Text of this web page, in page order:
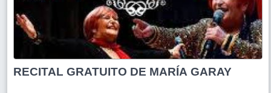
RECITAL GRATUITO DE MARÍA GARAY